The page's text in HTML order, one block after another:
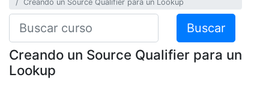
Creando un Source Qualifier para un Lookup
Buscar
Creando un Source Qualifier para un
Lookup